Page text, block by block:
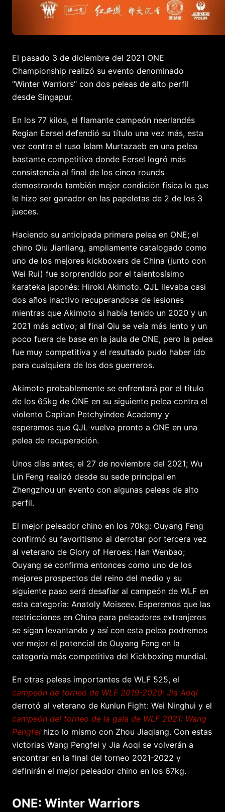
El pasado 3 de diciembre del 2021 ONE
Championship realizó su evento denominado
"Winter Warriors" con dos peleas de alto perfil
desde Singapur.
En los 77 kilos, el flamante campeón neerlandés
Regian Eersel defendió su título una vez más, esta
vez contra el ruso Islam Murtazaeb en una pelea
bastante competitiva donde Eersel logró más
consistencia al final de los cinco rounds
demostrando también mejor condición física lo que
le hizo ser ganador en las papeletas de 2 de los 3
jueces.
Haciendo su anticipada primera pelea en ONE; el
chino Qiu Jianliang, ampliamente catalogado como
uno de los mejores kickboxers de China (junto con
Wei Rui) fue sorprendido por el talentosísimo
karateka japonés: Hiroki Akimoto. QJL llevaba casi
dos años inactivo recuperandose de lesiones
mientras que Akimoto si había tenido un 2020 y un
2021 más activo; al final Qiu se veía más lento y un
poco fuera de base en la jaula de ONE, pero la pelea
fue muy competitiva y el resultado pudo haber ido
para cualquiera de los dos guerreros.
Akimoto probablemente se enfrentará por el título
de los 65kg de ONE en su siguiente pelea contra el
violento Capitan Petchyindee Academy y
esperamos que QJL vuelva pronto a ONE en una
pelea de recuperación.
Unos días antes; el 27 de noviembre del 2021; Wu
Lin Feng realizó desde su sede principal en
Zhengzhou un evento con algunas peleas de alto
perfil.
El mejor peleador chino en los 70kg: Ouyang Feng
confirmó su favoritismo al derrotar por tercera vez
al veterano de Glory of Heroes: Han Wenbao;
Ouyang se confirma entonces como uno de los
mejores prospectos del reino del medio y su
siguiente paso será desafiar al campeón de WLF en
esta categoría: Anatoly Moiseev. Esperemos que las
restricciones en China para peleadores extranjeros
se sigan levantando y así con esta pelea podremos
ver mejor el potencial de Ouyang Feng en la
categoría más competitiva del Kickboxing mundial.
En otras peleas importantes de WLF 525, el
campeón de torneo de WLF 2019-2020: Jia Aoqi
derrotó al veterano de Kunlun Fight: Wei Ninghui y el
campeón del torneo de la gala de WLF 2021: Wang
Pengfei hizo lo mismo con Zhou Jiaqiang. Con estas
victorias Wang Pengfei y Jia Aoqi se volverán a
encontrar en la final del torneo 2021-2022 y
definirán el mejor peleador chino en los 67kg.
ONE: Winter Warriors